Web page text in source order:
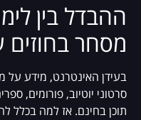
ההבדל בין
מסחר בחוזים
בעידן האינטרנט, מידע על
סרטוני יוטיוב, פורומים,
תוכן בחינם. אז למה בכלל